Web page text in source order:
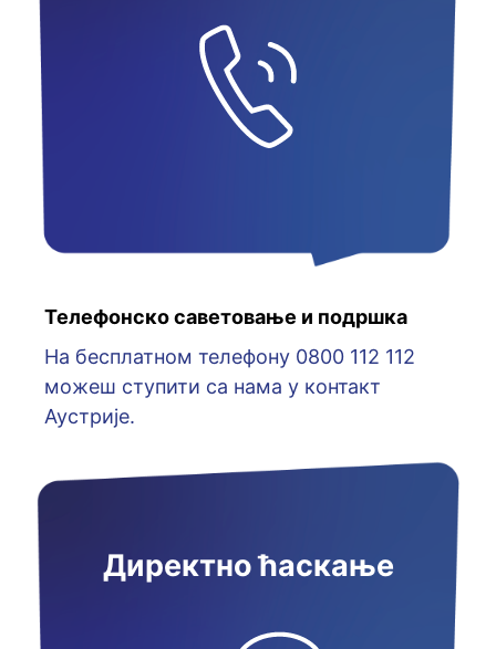
Телефонско саветовање и подршка
На бесплатном телефону 0800 112 112
можеш ступити са нама у контакт
Аустрије.
Директно ћаскање